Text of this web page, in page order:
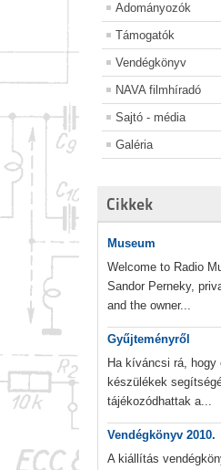
Adományozók
Támogatók
Vendégkönyv
NAVA filmhíradó
Sajtó - média
Galéria
Cikkek
Museum
Welcome to Radio
Sandor Perneky,
and the owner...
Gyűjteményről
Ha kíváncsi rá, hogy
készülékek
tájékozódhattak a...
Vendégkönyv 2010.
A kiállítás